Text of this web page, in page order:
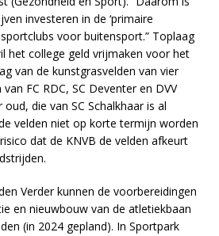
investeren in de ‘primaire
voor buitensport.” Toplaag
het college geld vrijmaken voor het
van de kunstgrasvelden van vier
FC RDC, SC Deventer en DVV
die van SC Schalkhaar is al
velden niet op korte termijn worden
dat de KNVB de velden afkeurt
Verder kunnen de voorbereidingen
en nieuwbouw van de atletiekbaan
(in 2024 gepland). In Sportpark